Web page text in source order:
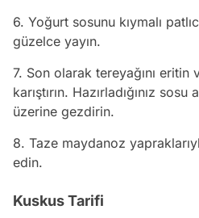
6. Yoğurt sosunu kıymalı
güzelce yayın.
7. Son olarak tereyağını
karıştırın. Hazırladığınız
üzerine gezdirin.
8. Taze maydanoz
edin.
Kuskus Tarifi